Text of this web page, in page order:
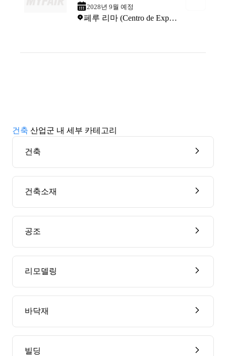
2028년 9월 예정
페루 리마 (Centro de Exposiciones Jockey)
건축 산업군 내 세부 카테고리
건축
건축소재
공조
리모델링
바닥재
빌딩